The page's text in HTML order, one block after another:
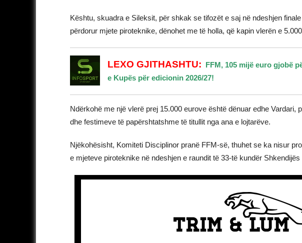
Kështu, skuadra e Sileksit, për shkak se tifozët e saj në ndeshjen
përdorur mjete piroteknike, dënohet me të holla, që kapin vlerën e
LEXO GJITHASHTU: FFM, 105 mijë euro gjobë
e Kupës për edicionin 2026/27!
Ndërkohë me një vlerë prej 15.000 eurove është dënuar edhe Vardari,
dhe festimeve të papërshtatshme të titullit nga ana e lojtarëve.
Njëkohësisht, Komiteti Disciplinor pranë FFM-së, thuhet se ka nisur
e mjeteve piroteknike në ndeshjen e raundit të 33-të kundër